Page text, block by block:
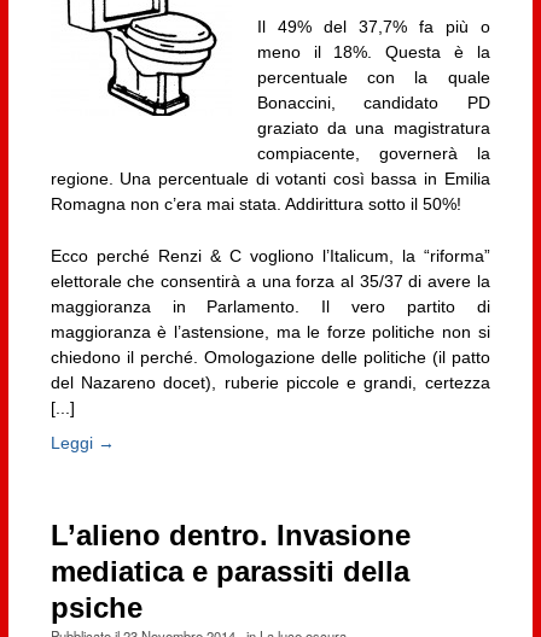
Il 49% del 37,7% fa più o
meno il 18%. Questa è la
percentuale con la quale
Bonaccini, candidato PD
graziato da una magistratura
compiacente, governerà la
regione. Una percentuale di votanti così bassa in Emilia
Romagna non c’era mai stata. Addirittura sotto il 50%!
Ecco perché Renzi & C vogliono l’Italicum, la “riforma”
elettorale che consentirà a una forza al 35/37 di avere la
maggioranza in Parlamento. Il vero partito di
maggioranza è l’astensione, ma le forze politiche non si
chiedono il perché. Omologazione delle politiche (il patto
del Nazareno docet), ruberie piccole e grandi, certezza
[...]
Leggi →
L’alieno dentro. Invasione
mediatica e parassiti della
psiche